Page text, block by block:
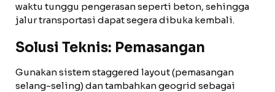
waktu tunggu pengerasan seperti beton, sehingga
jalur transportasi dapat segera dibuka kembali.
Solusi Teknis: Pemasangan
Gunakan sistem staggered layout (pemasangan
selang-seling) dan tambahkan geogrid sebagai